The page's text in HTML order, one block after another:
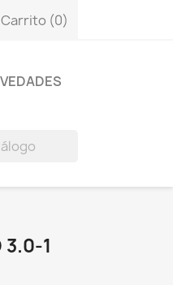
Carrito (0)
3.0-1